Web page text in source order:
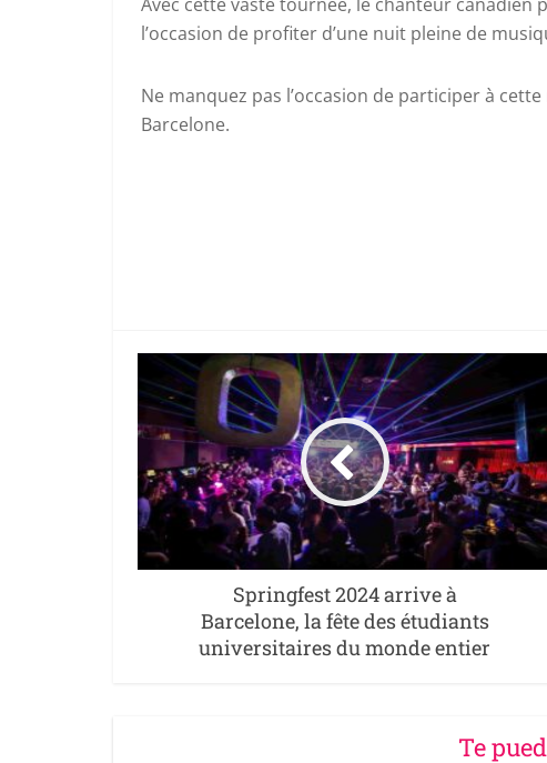
l’occasion de profiter d’une nuit pleine de
Ne manquez pas l’occasion de participer à
Barcelone.
Springfest 2024 arrive à
Barcelone, la fête des étudiants
universitaires du monde entier
Te